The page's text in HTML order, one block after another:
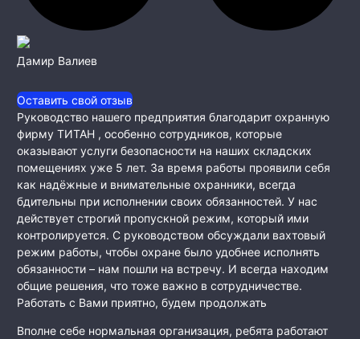
Дамир Валиев
Оставить свой отзыв
Руководство нашего предприятия благодарит охранную
фирму ТИТАН , особенно сотрудников, которые
оказывают услуги безопасности на наших складских
помещениях уже 5 лет. За время работы проявили себя
как надёжные и внимательные охранники, всегда
бдительны при исполнении своих обязанностей. У нас
действует строгий пропускной режим, который ими
контролируется. С руководством обсуждали вахтовый
режим работы, чтобы охране было удобнее исполнять
обязанности – нам пошли на встречу. И всегда находим
общие решения, что тоже важно в сотрудничестве.
Работать с Вами приятно, будем продолжать
Вполне себе нормальная организация, ребята работают